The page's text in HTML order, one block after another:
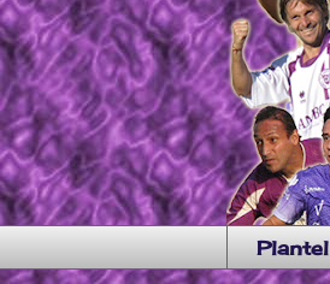
Plantel